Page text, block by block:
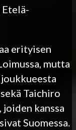
erityisen
mutta
Taichiro
joiden kanssa
Suomessa.